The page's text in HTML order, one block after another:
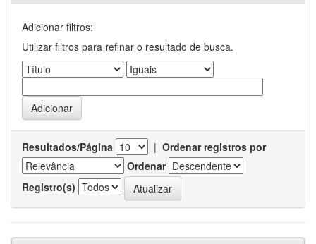
Adicionar filtros:
Utilizar filtros para refinar o resultado de busca.
Resultados/Página | Ordenar registros por
Ordenar
Registro(s)